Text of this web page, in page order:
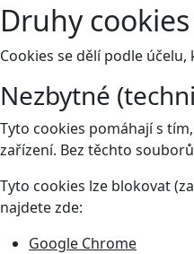
Druhy cookies
Cookies se dělí podle
Nezbytné
Tyto cookies pomáhají s
zařízení. Bez těchto
Tyto cookies lze blokovat
najdete zde:
Google Chrome